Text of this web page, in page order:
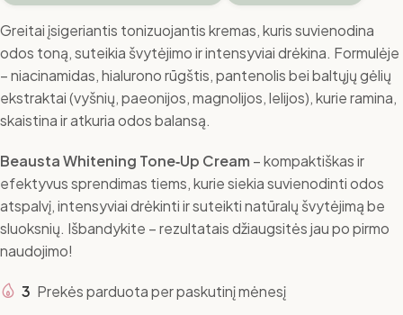
Greitai įsigeriantis tonizuojantis kremas, kuris suvienodina
odos toną, suteikia švytėjimo ir intensyviai drėkina. Formulėje
– niacinamidas, hialurono rūgštis, pantenolis bei baltųjų gėlių
ekstraktai (vyšnių, paeonijos, magnolijos, lelijos), kurie ramina,
skaistina ir atkuria odos balansą.
Beausta Whitening Tone‑Up Cream – kompaktiškas ir
efektyvus sprendimas tiems, kurie siekia suvienodinti odos
atspalvį, intensyviai drėkinti ir suteikti natūralų švytėjimą be
sluoksnių. Išbandykite – rezultatais džiaugsitės jau po pirmo
naudojimo!
3 Prekės parduota per paskutinį mėnesį